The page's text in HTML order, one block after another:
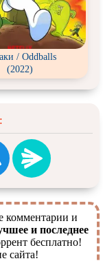
/ Oddballs
(2022)
комментарии и
и последнее
бесплатно!
сайта!